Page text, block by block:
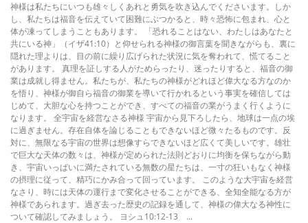
神様は私たちにいつも雄々しくあれと勇気を吹き込んでくださいます。しか
し、私たちは福音を伝えていて困難にぶつかると、時々恐怖に包まれ、心と
体が凍ってしまうこともあります。 「恐れることはない、わたしはあなたと
共にいる神」（イザ41:10）と仰せられる神様の御言葉を聞きながらも、裏に
隠れた理よりは、目の前に繰り広げられた状況に気を奪われて、慌てること
があります。 真理を証しする人がためらったり、迷ったりすると、福音の御
業は成就し得ません。私たちが、私たちの神様がどれほど偉大なる方なのか
を悟り、神様が御自ら福音の御業を導いて行かれるという事実を確信しては
じめて、大胆な心を持つことができ、すべての福音の業がうまく行くように
なります。 全宇宙を経営なさる神様 宇宙から見下ろしたら、地球は一点の埃
に過ぎません。存在自体を論じることもできないほど微々たるものです。反
対に、無限なる宇宙の世界は想像すらできないほど広くて美しいです。雄壮
で巨大な天体の数々は、神様が定められた法則どおりに均衡を保ちながら動
き、宇宙いっぱいに満たされている無数の星たちは、一寸の狂いもなく神様
の摂理に従って、精巧にかみ合って回っています。 このような大宇宙を経営
なさり、時には天体の運行まで変化させることができる、全知全能なる方が
神様であられます。過ぎ去った歴史の記録を通して、神様の偉大なる神性に
ついて確認してみましょう。 ヨシュ10:12-13 ...